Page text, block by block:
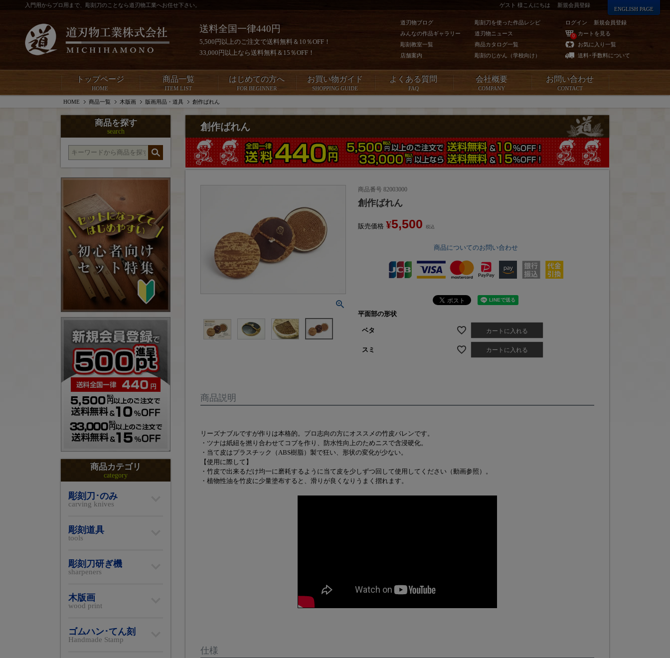
入門用からプロ用まで、彫刻刀のことなら道刃物工業へお任せ下さい。
送料全国一律440円
5,500円以上のご注文で送料無料＆10％OFF！
33,000円以上なら送料無料＆15％OFF！
道刃物ブログ
みんなの作品ギャラリー
彫刻教室一覧
店舗案内
彫刻刀を使った作品レシピ
道刃物ニュース
商品カタログ一覧
彫刻のじかん（学校向け）
ログイン 新規会員登録
0
カートを見る
お気に入り一覧
送料･手数料について
ゲスト 様こんにちは 新規会員登録
ENGLISH PAGE
トップページ
HOME
商品一覧
ITEM LIST
はじめての方へ
FOR BEGINNER
お買い物ガイド
SHOPPING GUIDE
よくある質問
FAQ
会社概要
COMPANY
お問い合わせ
CONTACT
HOME 商品一覧 木版画 版画用品・道具 創作ばれん
創作ばれん
商品番号 82003000
創作ばれん
販売価格 ¥5,500 税込
商品についてのお問い合わせ
平面部の形状
ベタ カートに入れる
スミ カートに入れる
商品説明
リーズナブルですが作りは本格的。プロ志向の方にオススメの竹皮バレンです。
・ツナは紙紐を撚り合わせてコブを作り、防水性向上のためニスで含浸硬化。
・当て皮はプラスチック（ABS樹脂）製で狂い、形状の変化が少ない。
【使用に際して】
・竹皮で出来るだけ均一に磨耗するように当て皮を少しずつ回して使用してください（動画参照）。
・植物性油を竹皮に少量塗布すると、滑りが良くなりうまく摺れます。
仕様
商品を探す
search
商品カテゴリ
category
彫刻刀･のみ
carving knives
彫刻道具
tools
彫刻刀研ぎ機
sharpeners
木版画
wood print
ゴムハン･てん刻
Handmade Stamp